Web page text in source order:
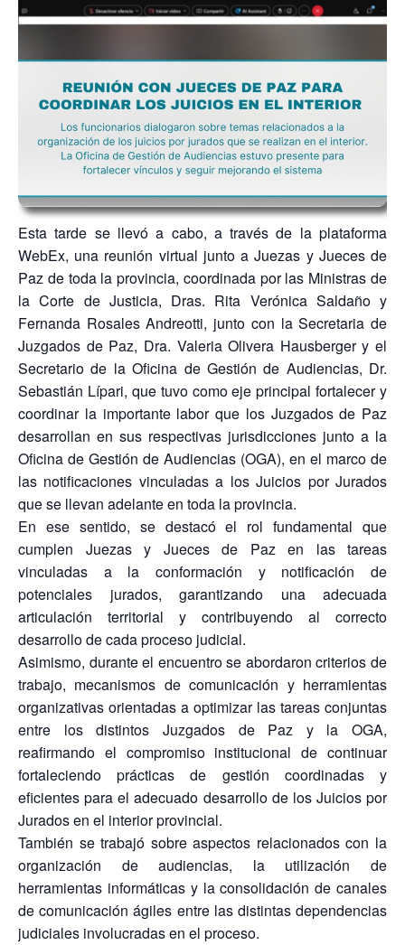
Esta tarde se llevó a cabo, a través de la plataforma
WebEx, una reunión virtual junto a Juezas y Jueces de
Paz de toda la provincia, coordinada por las Ministras de
la Corte de Justicia, Dras. Rita Verónica Saldaño y
Fernanda Rosales Andreotti, junto con la Secretaria de
Juzgados de Paz, Dra. Valeria Olivera Hausberger y el
Secretario de la Oficina de Gestión de Audiencias, Dr.
Sebastián Lípari, que tuvo como eje principal fortalecer y
coordinar la importante labor que los Juzgados de Paz
desarrollan en sus respectivas jurisdicciones junto a la
Oficina de Gestión de Audiencias (OGA), en el marco de
las notificaciones vinculadas a los Juicios por Jurados
que se llevan adelante en toda la provincia.
En ese sentido, se destacó el rol fundamental que
cumplen Juezas y Jueces de Paz en las tareas
vinculadas a la conformación y notificación de
potenciales jurados, garantizando una adecuada
articulación territorial y contribuyendo al correcto
desarrollo de cada proceso judicial.
Asimismo, durante el encuentro se abordaron criterios de
trabajo, mecanismos de comunicación y herramientas
organizativas orientadas a optimizar las tareas conjuntas
entre los distintos Juzgados de Paz y la OGA,
reafirmando el compromiso institucional de continuar
fortaleciendo prácticas de gestión coordinadas y
eficientes para el adecuado desarrollo de los Juicios por
Jurados en el interior provincial.
También se trabajó sobre aspectos relacionados con la
organización de audiencias, la utilización de
herramientas informáticas y la consolidación de canales
de comunicación ágiles entre las distintas dependencias
judiciales involucradas en el proceso.